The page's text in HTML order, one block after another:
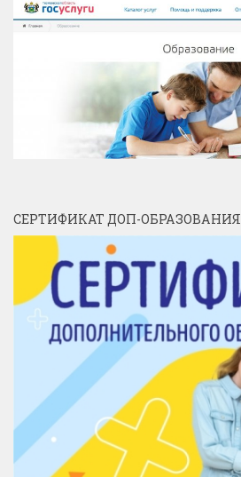
СЕРТИФИКАТ ДОП-ОБРАЗОВАНИЯ